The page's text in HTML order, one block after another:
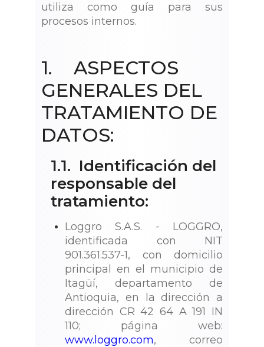
utiliza como guía para sus
procesos internos.
1. ASPECTOS
GENERALES DEL
TRATAMIENTO DE
DATOS:
1.1. Identificación del
responsable del
tratamiento:
Loggro S.A.S. - LOGGRO,
identificada con NIT
901.361.537-1, con domicilio
principal en el municipio de
Itagüí, departamento de
Antioquia, en la dirección a
dirección CR 42 64 A 191 IN
110; página web:
www.loggro.com, correo